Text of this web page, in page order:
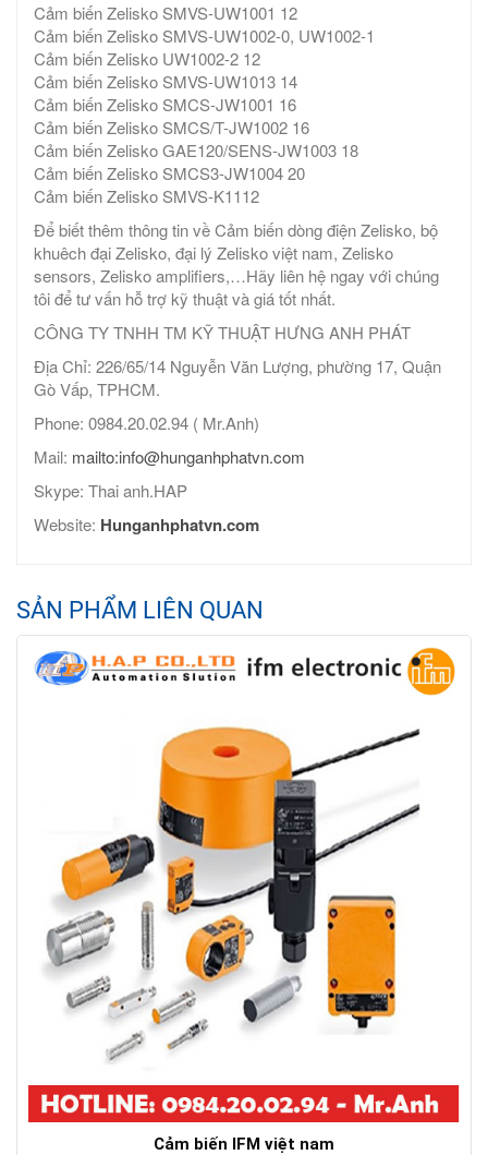
Cảm biến Zelisko SMVS-UW1001 12
Cảm biến Zelisko SMVS-UW1002-0, UW1002-1
Cảm biến Zelisko UW1002-2 12
Cảm biến Zelisko SMVS-UW1013 14
Cảm biến Zelisko SMCS-JW1001 16
Cảm biến Zelisko SMCS/T-JW1002 16
Cảm biến Zelisko GAE120/SENS-JW1003 18
Cảm biến Zelisko SMCS3-JW1004 20
Cảm biến Zelisko SMVS-K1112
Để biết thêm thông tin về Cảm biến dòng điện Zelisko, bộ
khuêch đại Zelisko, đại lý Zelisko việt nam, Zelisko
sensors, Zelisko amplifiers,…Hãy liên hệ ngay với chúng
tôi để tư vấn hỗ trợ kỹ thuật và giá tốt nhất.
CÔNG TY TNHH TM KỸ THUẬT HƯNG ANH PHÁT
Địa Chỉ: 226/65/14 Nguyễn Văn Lượng, phường 17, Quận
Gò Vấp, TPHCM.
Phone: 0984.20.02.94 ( Mr.Anh)
Mail: mailto:info@hunganhphatvn.com
Skype: Thai anh.HAP
Website: Hunganhphatvn.com
SẢN PHẨM LIÊN QUAN
Cảm biến IFM việt nam